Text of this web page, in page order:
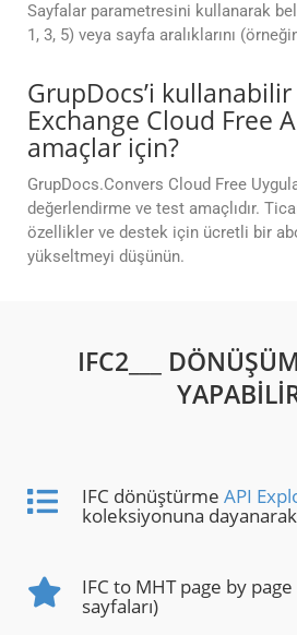
Sayfalar parametresini kullanarak
1, 3, 5) veya sayfa aralıklarını
GrupDocs’i
Exchange Cloud Free
amaçlar için?
GrupDocs.Convers Cloud Free
değerlendirme ve test amaçlıdır.
özellikler ve destek için ücretli bir
yükseltmeyi düşünün.
IFC2___
IFC dönüştürme API
koleksiyonuna dayanarak
IFC to MHT page by
sayfaları)